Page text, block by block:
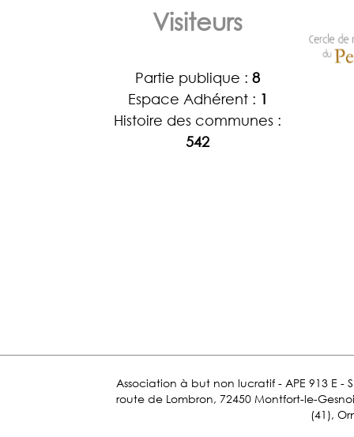
Visiteurs
Partie publique : 8
Espace Adhérent : 1
Histoire des communes :
542
Association à but non lucratif - APE 913 E -
route de Lombron, 72450 Montfort-le-
(41),